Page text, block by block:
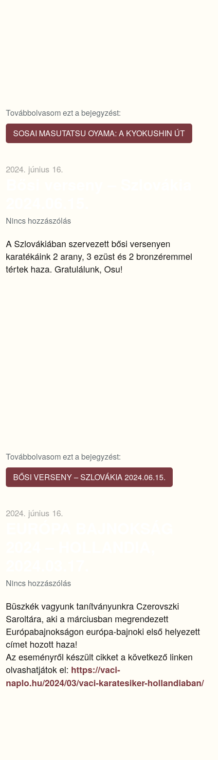
Továbbolvasom ezt a bejegyzést:
SOSAI MASUTATSU OYAMA: A KYOKUSHIN ÚT
2024. június 16.
Nincs hozzászólás
A Szlovákiában szervezett bősi versenyen
karatékáink 2 arany, 3 ezüst és 2 bronzéremmel
tértek haza. Gratulálunk, Osu!
Továbbolvasom ezt a bejegyzést:
BŐSI VERSENY – SZLOVÁKIA 2024.06.15.
2024. június 16.
Nincs hozzászólás
Büszkék vagyunk tanítványunkra Czerovszki
Saroltára, aki a márciusban megrendezett
Európabajnokságon európa-bajnoki első helyezett
címet hozott haza!
Az eseményről készült cikket a következő linken
olvashatjátok el: https://vaci-
naplo.hu/2024/03/vaci-karatesiker-hollandiaban/